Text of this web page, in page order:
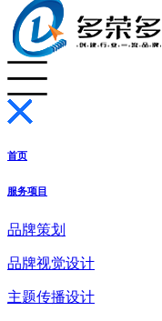
首页
服务项目
品牌策划
品牌视觉设计
主题传播设计